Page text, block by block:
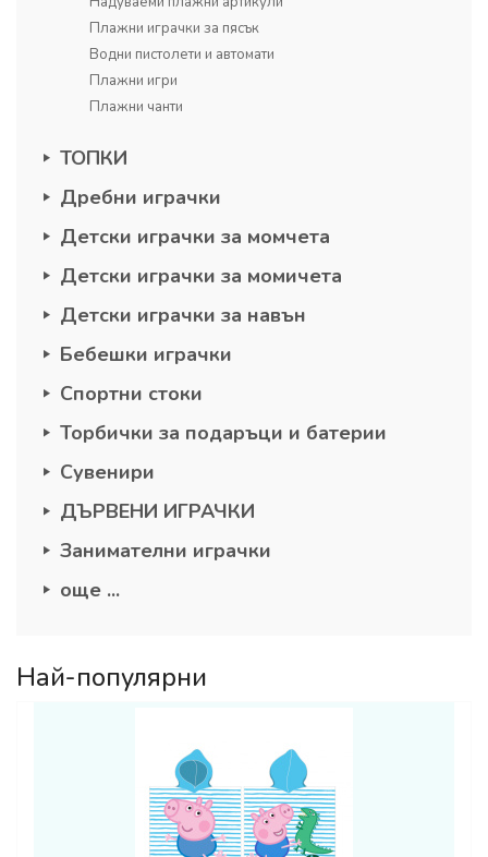
Плажни играчки за пясък
Водни пистолети и автомати
Плажни игри
Плажни чанти
ТОПКИ
Дребни играчки
Детски играчки за момчета
Детски играчки за момичета
Детски играчки за навън
Бебешки играчки
Спортни стоки
Торбички за подаръци и батерии
Сувенири
ДЪРВЕНИ ИГРАЧКИ
Занимателни играчки
още ...
Най-популярни